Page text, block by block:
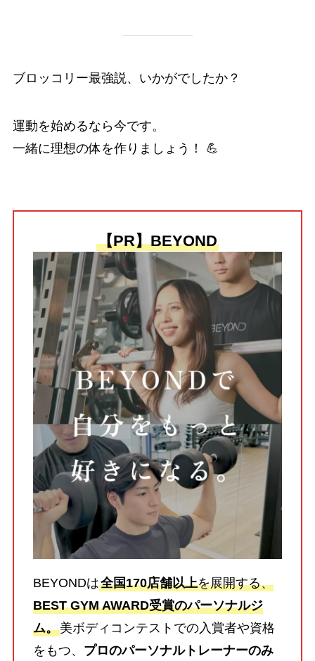
ブロッコリー最強説、いかがでしたか？
運動を始めるなら今です。
一緒に理想の体を作りましょう！ 💪
【PR】BEYOND
BEYONDは全国170店舗以上を展開する、
BEST GYM AWARD受賞のパーソナルジ
ム。美ボディコンテストでの入賞者や資格
をもつ、 プロのパーソナルトレーナーのみ